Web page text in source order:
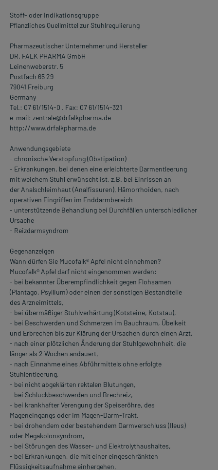
Stoff- oder Indikationsgruppe
Pflanzliches Quellmittel zur Stuhlregulierung
Pharmazeutischer Unternehmer und Hersteller
DR. FALK PHARMA GmbH
Leinenweberstr. 5
Postfach 65 29
79041 Freiburg
Germany
Tel.: 07 61/1514-0 . Fax: 07 61/1514-321
e-mail: zentrale@drfalkpharma.de
http://www.drfalkpharma.de
Anwendungsgebiete
- chronische Verstopfung (Obstipation)
- Erkrankungen, bei denen eine erleichterte Darmentleerung
mit weichem Stuhl erwünscht ist, z.B. bei Einrissen an
der Analschleimhaut (Analfissuren), Hämorrhoiden, nach
operativen Eingriffen im Enddarmbereich
- unterstützende Behandlung bei Durchfällen unterschiedlicher
Ursache
- Reizdarmsyndrom
Gegenanzeigen
Wann dürfen Sie Mucofalk® Apfel nicht einnehmen?
Mucofalk® Apfel darf nicht eingenommen werden:
- bei bekannter Überempfindlichkeit gegen Flohsamen
(Plantago, Psyllium) oder einen der sonstigen Bestandteile
des Arzneimittels,
- bei übermäßiger Stuhlverhärtung (Kotsteine, Kotstau),
- bei Beschwerden und Schmerzen im Bauchraum, Übelkeit
und Erbrechen bis zur Klärung der Ursachen durch einen Arzt,
- nach einer plötzlichen Änderung der Stuhlgewohnheit, die
länger als 2 Wochen andauert,
- nach Einnahme eines Abführmittels ohne erfolgte
Stuhlentleerung,
- bei nicht abgeklärten rektalen Blutungen,
- bei Schluckbeschwerden und Brechreiz,
- bei krankhafter Verengung der Speiseröhre, des
Mageneingangs oder im Magen-Darm-Trakt,
- bei drohendem oder bestehendem Darmverschluss (Ileus)
oder Megakolonsyndrom,
- bei Störungen des Wasser- und Elektrolythaushaltes,
- bei Erkrankungen, die mit einer eingeschränkten
Flüssigkeitsaufnahme einhergehen,